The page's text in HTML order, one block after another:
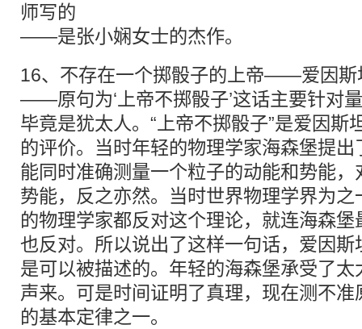
师写的
——是张小娴女士的杰作。
16、不存在一个掷骰子的上帝——爱因斯
——原句为‘上帝不掷骰子’这话主要针对
毕竟是犹太人。“上帝不掷骰子”是爱因斯
的评价。当时年轻的物理学家海森堡提
能同时准确测量一个粒子的动能和势能
势能，反之亦然。当时世界物理学界为
的物理学家都反对这个理论，就连海森
也反对。所以说出了这样一句话，爱因
是可以被描述的。年轻的海森堡承受了
声来。可是时间证明了真理，现在测不
的基本定律之一。